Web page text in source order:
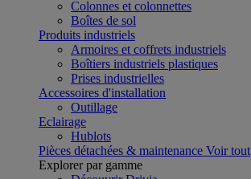
Colonnes et colonnettes
Boîtes de sol
Produits industriels
Armoires et coffrets industriels
Boîtiers industriels plastiques
Prises industrielles
Accessoires d'installation
Outillage
Eclairage
Hublots
Pièces détachées & maintenance Voir tout
Explorer par gamme